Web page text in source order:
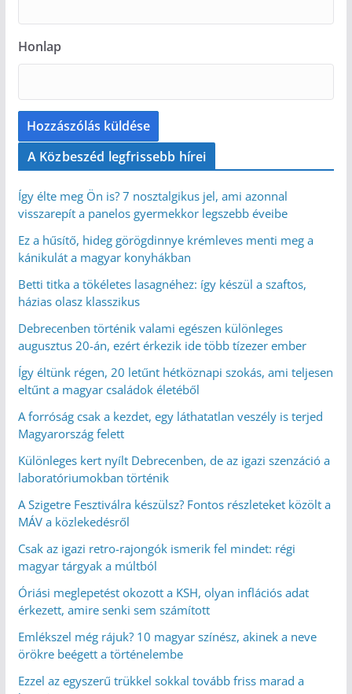
Honlap
A Közbeszéd legfrissebb hírei
Így élte meg Ön is? 7 nosztalgikus jel, ami azonnal
visszarepít a panelos gyermekkor legszebb éveibe
Ez a hűsítő, hideg görögdinnye krémleves menti meg a
kánikulát a magyar konyhákban
Betti titka a tökéletes lasagnéhez: így készül a szaftos,
házias olasz klasszikus
Debrecenben történik valami egészen különleges
augusztus 20-án, ezért érkezik ide több tízezer ember
Így éltünk régen, 20 letűnt hétköznapi szokás, ami teljesen
eltűnt a magyar családok életéből
A forróság csak a kezdet, egy láthatatlan veszély is terjed
Magyarország felett
Különleges kert nyílt Debrecenben, de az igazi szenzáció a
laboratóriumokban történik
A Szigetre Fesztiválra készülsz? Fontos részleteket közölt a
MÁV a közlekedésről
Csak az igazi retro-rajongók ismerik fel mindet: régi
magyar tárgyak a múltból
Óriási meglepetést okozott a KSH, olyan inflációs adat
érkezett, amire senki sem számított
Emlékszel még rájuk? 10 magyar színész, akinek a neve
örökre beégett a történelembe
Ezzel az egyszerű trükkel sokkal tovább friss marad a